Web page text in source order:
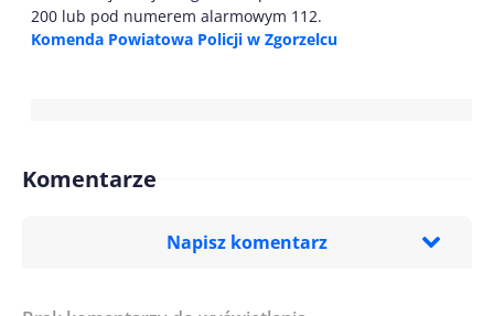
200 lub pod numerem alarmowym 112.
Komenda Powiatowa Policji w Zgorzelcu
Komentarze
Napisz komentarz